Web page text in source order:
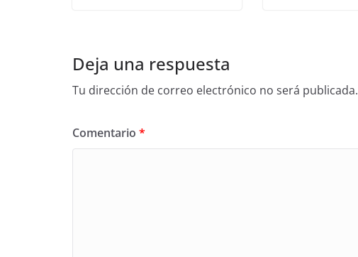
Deja una respuesta
Tu dirección de correo electrónico no será publicada.
Comentario *